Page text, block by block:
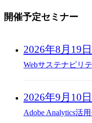
開催予定セミナー
2026年8月19日
Webサステナビリ
2026年9月10日
Adobe Analytics活